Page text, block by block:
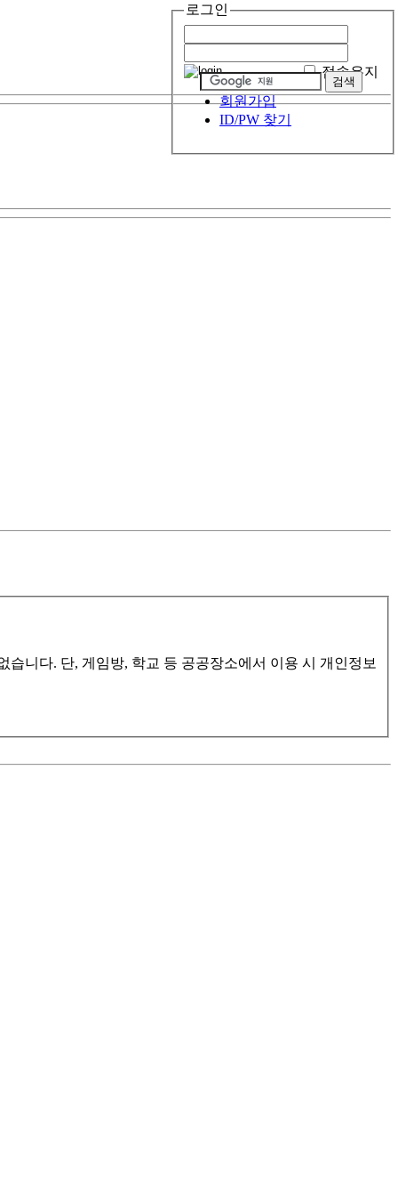
로그인
접속유지
회원가입
ID/PW 찾기
니다. 단, 게임방, 학교 등 공공장소에서 이용 시 개인정보